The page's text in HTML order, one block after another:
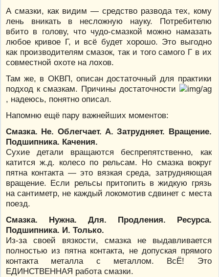
А смазки, как видим — средство развода тех, кому
лень вникать в несложную науку. Потребителю
вбито в голову, что чудо-смазкой можно намазать
любое кривое Г, и всё будет хорошо. Это выгодно
как производителям смазок, так и того самого Г в их
совместной охоте на лохов.
Там же, в ОКВП, описан достаточный для практики
подход к смазкам. Причины достаточности
, надеюсь, понятно описал.
Напомню ещё пару важнейших моментов:
Смазка. Не. Облегчает. А. Затрудняет. Вращение.
Подшипника. Качения.
Сухие детали вращаются беспрепятственно, как
катится ж.д. колесо по рельсам. Но смазка вокруг
пятна контакта — это вязкая среда, затрудняющая
вращение. Если рельсы притопить в жидкую грязь
на сантиметр, не каждый локомотив сдвинет с места
поезд.
Смазка. Нужна. Для. Продления. Ресурса.
Подшипника. И. Только.
Из-за своей вязкости, смазка не выдавливается
полностью из пятна контакта, не допуская прямого
контакта металла с металлом. ВсЁ! Это
ЕДИНСТВЕННАЯ работа смазки.